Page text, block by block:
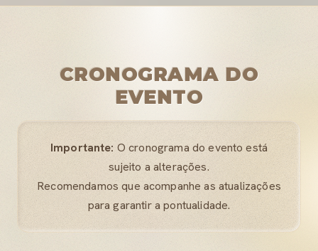
CRONOGRAMA DO
EVENTO
Importante: O cronograma do evento está
sujeito a alterações.
Recomendamos que acompanhe as atualizações
para garantir a pontualidade.